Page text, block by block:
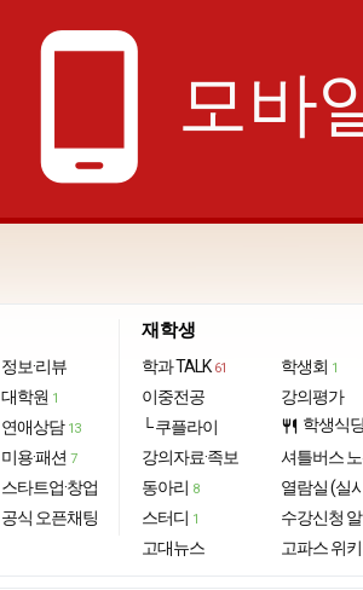
phone_android 모바
정보·리뷰
대학원 1
연애상담 13
미용·패션 7
스타트업·창업
공식 오픈채팅
재학생
학과 TALK 61
이중전공
└ 쿠플라이
강의자료·족보
동아리 8
스터디 1
고대뉴스
학생회 1
강의평가
restaurant 학생식
셔틀버스
열람실 (실
수강신청
고파스 위키